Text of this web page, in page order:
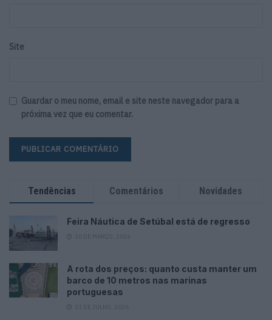
Site
Guardar o meu nome, email e site neste navegador para a
próxima vez que eu comentar.
Tendências Comentários Novidades
Feira Náutica de Setúbal está de regresso
A rota dos preços: quanto custa manter um
barco de 10 metros nas marinas
portuguesas